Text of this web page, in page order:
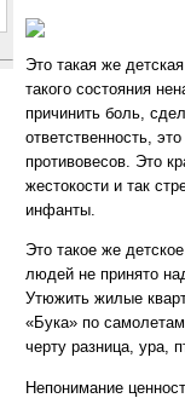
Это такая же
такого состояния
причинить боль,
ответственность,
противовесов. Это
жестокости и так
инфанты.
Это такое же
людей не принято
Утюжить жилые
«Бука» по
черту разница, ура,
Непонимание